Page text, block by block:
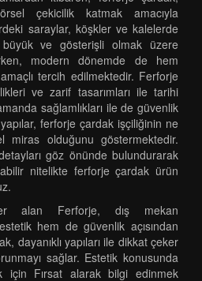
çekicilik katmak amacıyla
saraylar, köşkler ve kalelerde
ve gösterişli olmak üzere
modern dönemde de hem
tercih edilmektedir. Ferforje
ve zarif tasarımları ile tarihi
sağlamlıkları ile de güvenlik
ferforje çardak işçiliğinin ne
miras olduğunu göstermektedir.
göz önünde bulundurarak
nitelikte ferforje çardak ürün
alan Ferforje, dış mekan
hem de güvenlik açısından
dayanıklı yapıları ile dikkat çeker
sağlar. Estetik konusunda
için Fırsat alarak bilgi edinmek